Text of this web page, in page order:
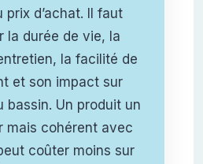
prix d’achat. Il faut
la durée de vie, la
la facilité de
et son impact sur
bassin. Un produit un
mais cohérent avec
coûter moins sur